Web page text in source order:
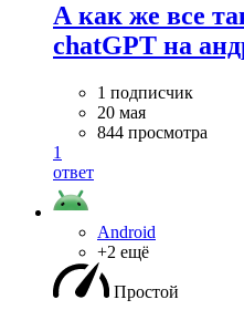
А как же все
chatGPT на
1 подписчик
20 мая
844 просмотра
1
ответ
Android
+2 ещё
Простой